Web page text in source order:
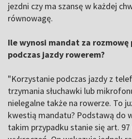
jezdni czy ma szansę w każdej
równowagę.
Ile wynosi mandat za
podczas jazdy rowerem?
"Korzystanie podczas jazdy z
trzymania słuchawki lub
nielegalne także na rowerze. To
kwestią mandatu? Podstawą do
takim przypadku stanie się art.